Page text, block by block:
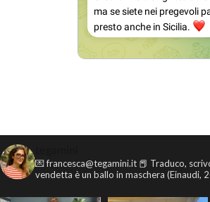
💌 francesca@tegamini.it 📕 Traduco,
vendetta è un ballo in maschera (Einaudi,